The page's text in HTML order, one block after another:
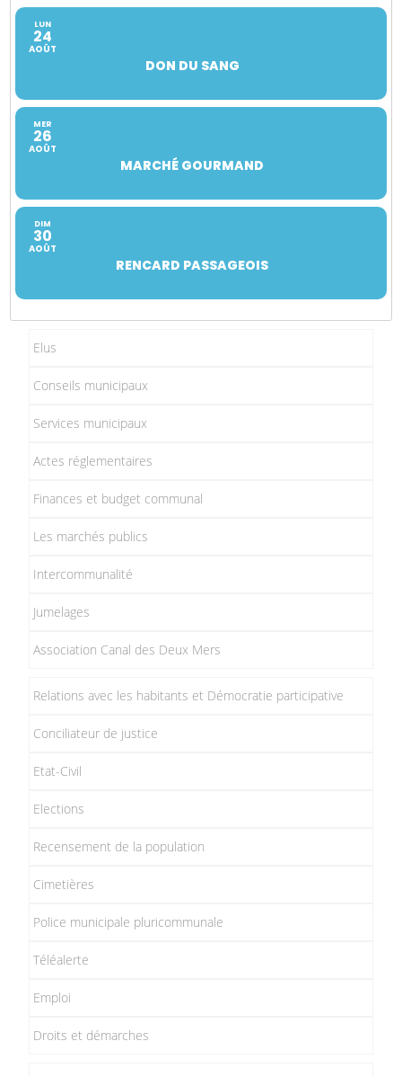
LUN
24
AOÛT
DON DU SANG
MER
26
AOÛT
MARCHÉ GOURMAND
DIM
30
AOÛT
RENCARD PASSAGEOIS
Elus
Conseils municipaux
Services municipaux
Actes réglementaires
Finances et budget communal
Les marchés publics
Intercommunalité
Jumelages
Association Canal des Deux Mers
Relations avec les habitants et Démocratie participative
Conciliateur de justice
Etat-Civil
Elections
Recensement de la population
Cimetières
Police municipale pluricommunale
Téléalerte
Emploi
Droits et démarches